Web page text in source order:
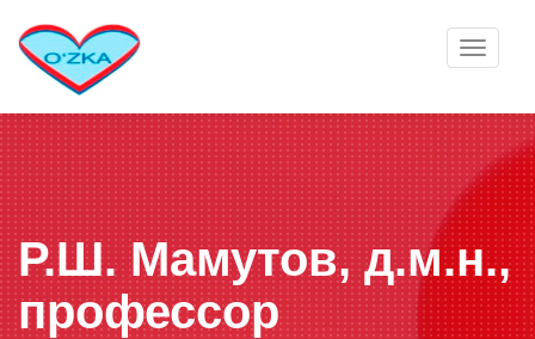
Toggle
Р.Ш. Мамутов, д.м.н.,
профессор